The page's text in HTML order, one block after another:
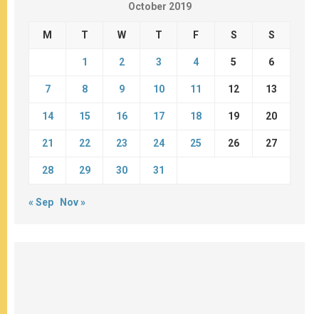
October 2019
M T W T F S S
1 2 3 4 5 6
7 8 9 10 11 12 13
14 15 16 17 18 19 20
21 22 23 24 25 26 27
28 29 30 31
« Sep Nov »